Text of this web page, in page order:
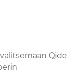
Qide